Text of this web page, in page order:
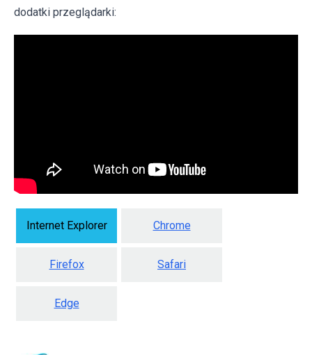
dodatki przeglądarki:
Internet Explorer Chrome
Firefox Safari
Edge